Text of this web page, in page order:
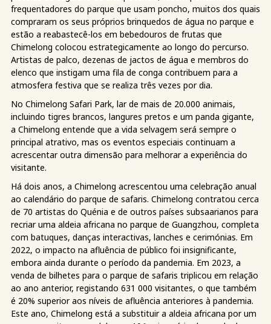
frequentadores do parque que usam poncho, muitos dos quais
compraram os seus próprios brinquedos de água no parque e
estão a reabastecê-los em bebedouros de frutas que
Chimelong colocou estrategicamente ao longo do percurso.
Artistas de palco, dezenas de jactos de água e membros do
elenco que instigam uma fila de conga contribuem para a
atmosfera festiva que se realiza três vezes por dia.
No Chimelong Safari Park, lar de mais de 20.000 animais,
incluindo tigres brancos, langures pretos e um panda gigante,
a Chimelong entende que a vida selvagem será sempre o
principal atrativo, mas os eventos especiais continuam a
acrescentar outra dimensão para melhorar a experiência do
visitante.
Há dois anos, a Chimelong acrescentou uma celebração anual
ao calendário do parque de safaris. Chimelong contratou cerca
de 70 artistas do Quénia e de outros países subsaarianos para
recriar uma aldeia africana no parque de Guangzhou, completa
com batuques, danças interactivas, lanches e cerimónias. Em
2022, o impacto na afluência de público foi insignificante,
embora ainda durante o período da pandemia. Em 2023, a
venda de bilhetes para o parque de safaris triplicou em relação
ao ano anterior, registando 631 000 visitantes, o que também
é 20% superior aos níveis de afluência anteriores à pandemia.
Este ano, Chimelong está a substituir a aldeia africana por um